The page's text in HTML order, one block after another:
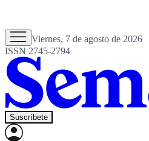
Viernes, 7 de agosto de 2026
ISSN 2745-2794
Suscríbete